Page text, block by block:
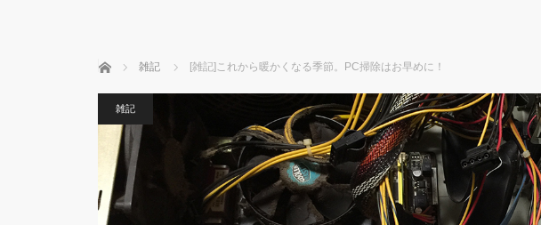
ホーム 雑記 [雑記]これから暖かくなる季節。PC掃除はお早めに！
雑記